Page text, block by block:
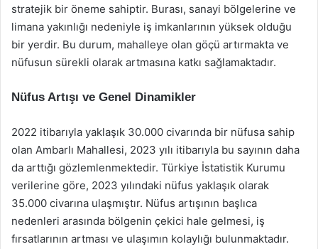
stratejik bir öneme sahiptir. Burası, sanayi bölgelerine ve
limana yakınlığı nedeniyle iş imkanlarının yüksek olduğu
bir yerdir. Bu durum, mahalleye olan göçü artırmakta ve
nüfusun sürekli olarak artmasına katkı sağlamaktadır.
Nüfus Artışı ve Genel Dinamikler
2022 itibarıyla yaklaşık 30.000 civarında bir nüfusa sahip
olan Ambarlı Mahallesi, 2023 yılı itibarıyla bu sayının daha
da arttığı gözlemlenmektedir. Türkiye İstatistik Kurumu
verilerine göre, 2023 yılındaki nüfus yaklaşık olarak
35.000 civarına ulaşmıştır. Nüfus artışının başlıca
nedenleri arasında bölgenin çekici hale gelmesi, iş
fırsatlarının artması ve ulaşımın kolaylığı bulunmaktadır.